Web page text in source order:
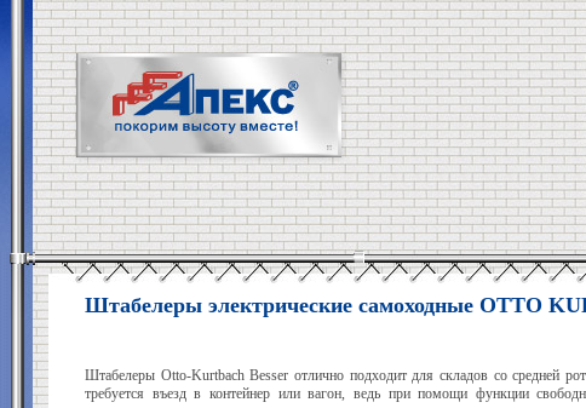
Штабелеры электрические самоходные OTTO
Штабелеры Otto-Kurtbach Besser отлично подходит для складов со средней
требуется въезд в контейнер или вагон, ведь при помощи функции